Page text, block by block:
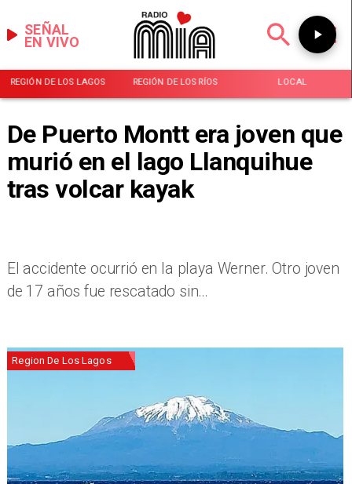
EN VIVO
SEÑAL
REGIÓN DE LOS LAGOS REGIÓN DE LOS RÍOS LOCAL
De Puerto Montt era joven que
murió en el lago Llanquihue
tras volcar kayak
El accidente ocurrió en la playa Werner. Otro joven
de 17 años fue rescatado sin…
Region De Los Lagos